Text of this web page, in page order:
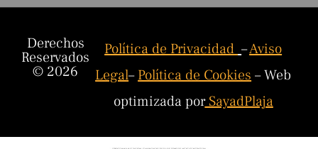
Derechos
Reservados
© 2026
Política de Privacidad–Aviso
Legal–Política de Cookies– Web
optimizada porSayadPlaja